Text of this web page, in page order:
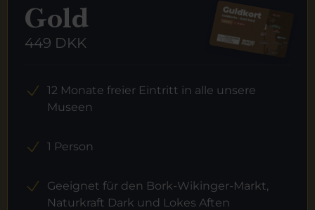
Gold
449 DKK
12 Monate freier Eintritt in alle unsere
Museen
1 Person
Geeignet für den Bork-Wikinger-Markt,
Naturkraft Dark und Lokes Aften